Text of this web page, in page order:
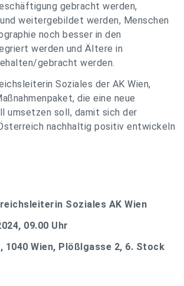
gebracht werden,
weitergebildet werden, Menschen
noch besser in den
werden und Ältere in
gebracht werden.
Soziales der AK Wien,
die eine neue
umsetzen soll, damit sich der
nachhaltig positiv entwickeln
Soziales AK Wien
09.00 Uhr
1040 Wien, Plößlgasse 2, 6. Stock